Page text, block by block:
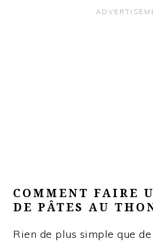
COMMENT FAIRE
DE PÂTES AU
Rien de plus simple que